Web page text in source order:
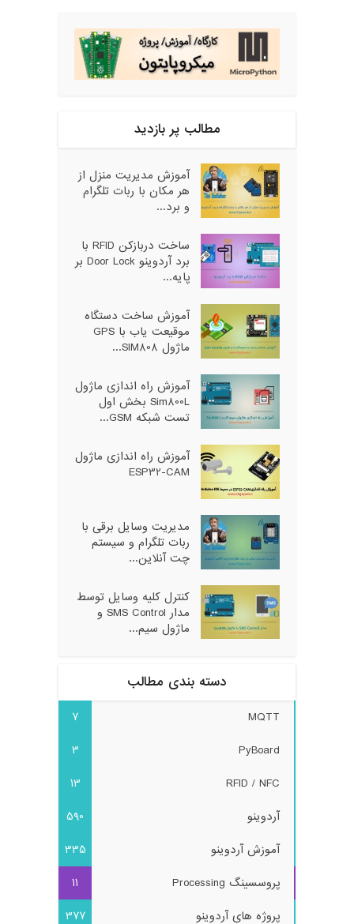
مطالب پر بازدید
آموزش مدیریت منزل از
هر مکان با ربات تلگرام
و برد...
ساخت دربازکن RFID با
برد آردوینو Door Lock بر
پایه...
آموزش ساخت دستگاه
موقیعت یاب با GPS
ماژول SIM808...
آموزش راه اندازی ماژول
Sim800L بخش اول
تست شبکه GSM...
آموزش راه اندازی ماژول
ESP32-CAM
مدیریت وسایل برقی با
ربات تلگرام و سیستم
چت آنلاین...
کنترل کلیه وسایل توسط
مدار SMS Control و
ماژول سیم...
دسته بندی مطالب
MQTT
7
PyBoard
3
RFID / NFC
13
آردوینو
590
آموزش آردوینو
335
پروسسینگ Processing
11
پروژه های آردوینو
377